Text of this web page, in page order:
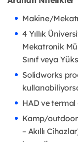
Makine/
4 Yıllık
Mekatronik
Sınıf veya
Solidworks
HAD ve
Kamp/
– Akıllı